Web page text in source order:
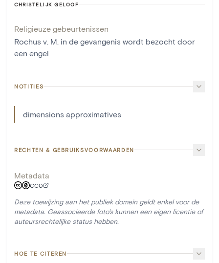
CHRISTELIJK GELOOF
Religieuze gebeurtenissen
Rochus v. M. in de gevangenis wordt bezocht door
een engel
NOTITIES
dimensions approximatives
RECHTEN & GEBRUIKSVOORWAARDEN
Metadata
CC0
Deze toewijzing aan het publiek domein geldt enkel voor de
metadata. Geassocieerde foto's kunnen een eigen licentie of
auteursrechtelijke status hebben.
HOE TE CITEREN